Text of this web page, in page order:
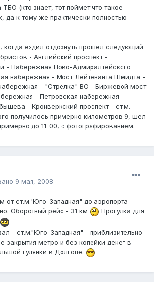
(кто знает, тот поймет что такое
да к тому же практически полностью
когда ездил отдохнуть прошел следующий
- Английский проспект -
- Набережная Ново-Адмиралтейского
набережная - Мост Лейтенанта Шмидта -
набережная - "Стрелка" ВО - Биржевой мост
- Петровская набережная -
- Кронверкский проспект - ст.м.
получилось примерно километров 9, шел
до 11-00, с фотографированием.
9 мая, 2008
от ст.м."Юго-Западная" до аэропорта
Оборотный рейс - 31 км
Прогулка для
- ст.м."Юго-Западная" - приблизительно
закрытия метро и без копейки денег в
гулянки в Долгопе.